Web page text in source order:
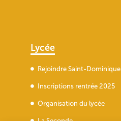
Lycée
Rejoindre Saint-Dominique
Inscriptions rentrée 2025
Organisation du lycée